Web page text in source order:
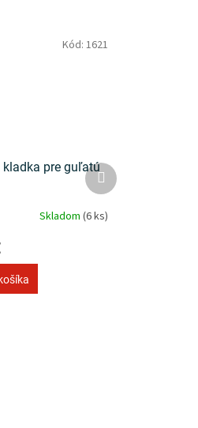
kladka pre guľatú
Skladom (6 ks)
Kód: 1621
Ďalší
produkt